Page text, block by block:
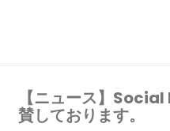
【ニュース】
賛しております。